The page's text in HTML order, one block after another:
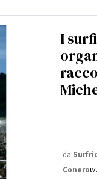
I
da
Conero